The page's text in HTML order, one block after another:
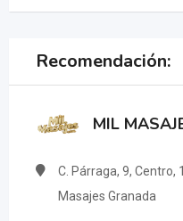
Recomendación:
MIL
C. Párraga, 9, Centro,
Masajes Granada